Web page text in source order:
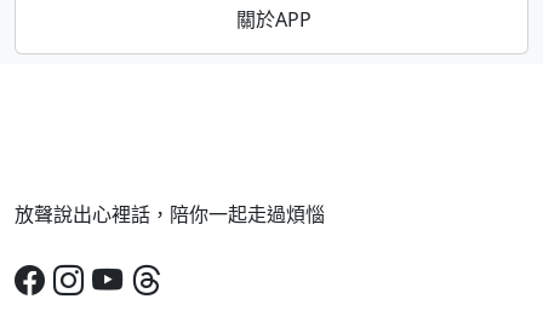
關於APP
放聲說出心裡話，陪你一起走過煩惱